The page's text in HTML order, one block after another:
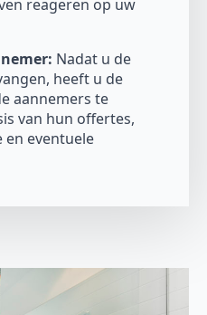
reageren op uw
Nadat u de
heeft u de
aannemers te
van hun offertes,
en eventuele